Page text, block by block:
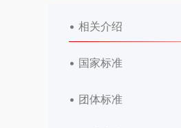
• 相关介绍
• 国家标准
• 团体标准